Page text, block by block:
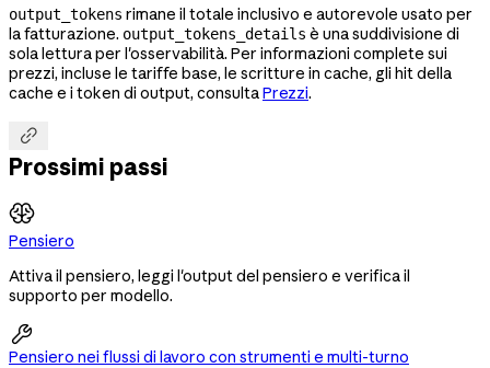
output_tokens rimane il totale inclusivo e autorevole usato per
la fatturazione. output_tokens_details è una suddivisione di
sola lettura per l'osservabilità. Per informazioni complete sui
prezzi, incluse le tariffe base, le scritture in cache, gli hit della
cache e i token di output, consultaPrezzi.

Prossimi passi
Pensiero
Attiva il pensiero, leggi l'output del pensiero e verifica il
supporto per modello.

Pensiero nei flussi di lavoro con strumenti e multi-turno